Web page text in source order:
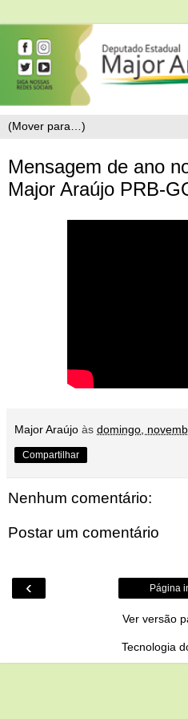
Mensagem de ano
Major Araújo PRB-
Major Araújo às domingo,
Compartilhar
Nenhum comentário:
Postar um comentário
‹ Página
Ver versão
Tecnologia